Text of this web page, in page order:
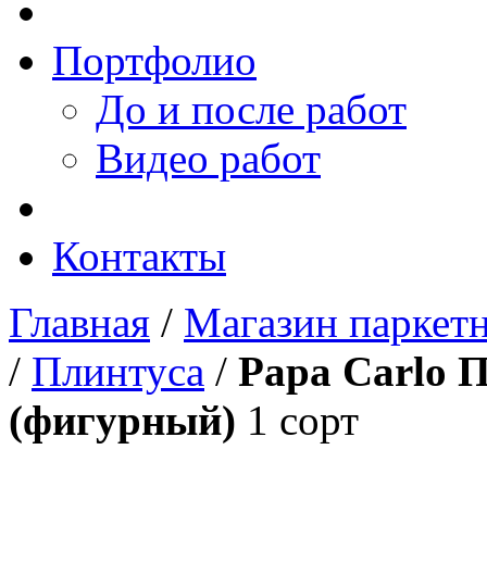
Портфолио
До и после работ
Видео работ
Контакты
Главная / Магазин
/ Плинтуса / Papa Carlo
(фигурный) 1 сорт